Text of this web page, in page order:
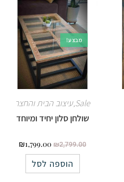
מבצע!
Sale
,עיצוב הבית והחצר
שולחן סלון יחיד ומיוחד
₪2,799.00
₪1,799.00
הוספה לסל